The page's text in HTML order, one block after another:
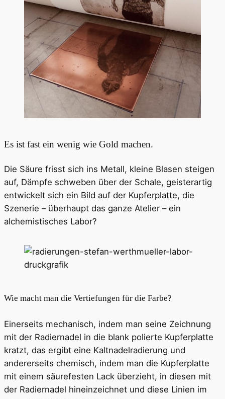
Es ist fast ein wenig wie Gold machen.
Die Säure frisst sich ins Metall, kleine Blasen steigen
auf, Dämpfe schweben über der Schale, geisterartig
entwickelt sich ein Bild auf der Kupferplatte, die
Szenerie – überhaupt das ganze Atelier – ein
alchemistisches Labor?
Wie macht man die Vertiefungen für die Farbe?
Einerseits mechanisch, indem man seine Zeichnung
mit der Radiernadel in die blank polierte Kupferplatte
kratzt, das ergibt eine Kaltnadelradierung und
andererseits chemisch, indem man die Kupferplatte
mit einem säurefesten Lack überzieht, in diesen mit
der Radiernadel hineinzeichnet und diese Linien im